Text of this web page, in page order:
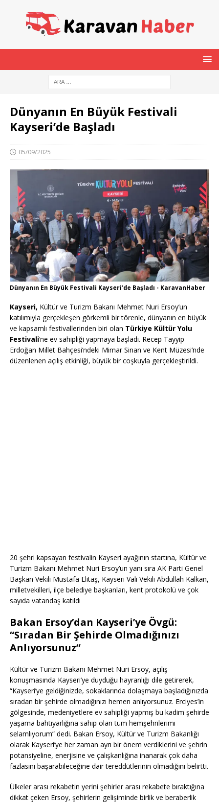
Dünyanın En Büyük Festivali
Kayseri’de Başladı
05/09/2025
Dünyanın En Büyük Festivali Kayseri’de Başladı - KaravanHaber
Kayseri, Kültür ve Turizm Bakanı Mehmet Nuri Ersoy’un
katılımıyla gerçekleşen görkemli bir törenle, dünyanın en büyük
ve kapsamlı festivallerinden biri olan Türkiye Kültür Yolu
Festivali‘ne ev sahipliği yapmaya başladı. Recep Tayyip
Erdoğan Millet Bahçesi’ndeki Mimar Sinan ve Kent Müzesi’nde
düzenlenen açılış etkinliği, büyük bir coşkuyla gerçekleştirildi.
20 şehri kapsayan festivalin Kayseri ayağının startına, Kültür ve
Turizm Bakanı Mehmet Nuri Ersoy’un yanı sıra AK Parti Genel
Başkan Vekili Mustafa Elitaş, Kayseri Vali Vekili Abdullah Kalkan,
milletvekilleri, ilçe belediye başkanları, kent protokolü ve çok
sayıda vatandaş katıldı
Bakan Ersoy’dan Kayseri’ye Övgü:
“Sıradan Bir Şehirde Olmadığınızı
Anlıyorsunuz”
Kültür ve Turizm Bakanı Mehmet Nuri Ersoy, açılış
konuşmasında Kayseri’ye duyduğu hayranlığı dile getirerek,
“Kayseri’ye geldiğinizde, sokaklarında dolaşmaya başladığınızda
sıradan bir şehirde olmadığınızı hemen anlıyorsunuz. Erciyes’in
gölgesinde, medeniyetlere ev sahipliği yapmış bu kadim şehirde
yaşama bahtiyarlığına sahip olan tüm hemşehrilerimi
selamlıyorum” dedi. Bakan Ersoy, Kültür ve Turizm Bakanlığı
olarak Kayseri’ye her zaman ayrı bir önem verdiklerini ve şehrin
potansiyeline, enerjisine ve çalışkanlığına inanarak çok daha
fazlasını başarabileceğine dair tereddütlerinin olmadığını belirtti.
Ülkeler arası rekabetin yerini şehirler arası rekabete bıraktığına
dikkat çeken Ersoy, şehirlerin gelişiminde birlik ve beraberlik